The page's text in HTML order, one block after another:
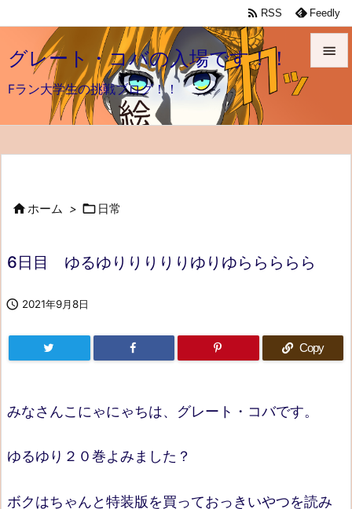
グレート・コバの入場です！！
Fラン大学生の挑戦ブログ！！


 RSS Feedly
ホーム >  日常
6日目 ゆるゆりりりりりゆりゆららららら
 2021年9月8日
Copy
みなさんこにゃにゃちは、グレート・コバです。
ゆるゆり２０巻よみました？
ボクはちゃんと特装版を買っておっきいやつを読み